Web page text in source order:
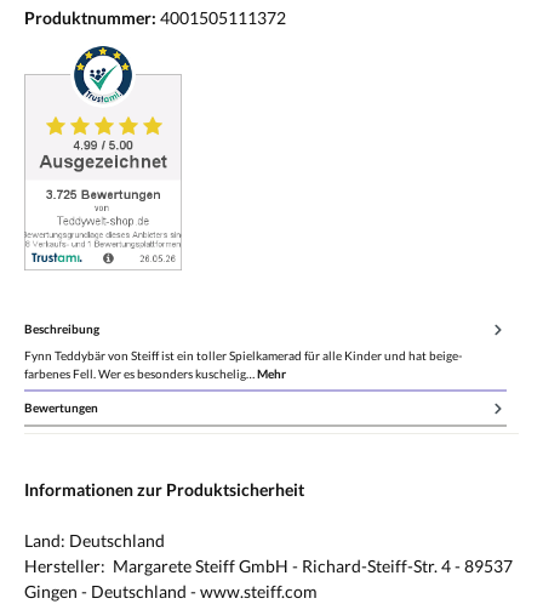
Produktnummer: 4001505111372
Beschreibung
Fynn Teddybär von Steiff ist ein toller Spielkamerad für alle Kinder und hat beige-
farbenes Fell. Wer es besonders kuschelig… Mehr
Bewertungen
Informationen zur Produktsicherheit
Land: Deutschland
Hersteller: Margarete Steiff GmbH - Richard-Steiff-Str. 4 - 89537
Gingen - Deutschland - www.steiff.com